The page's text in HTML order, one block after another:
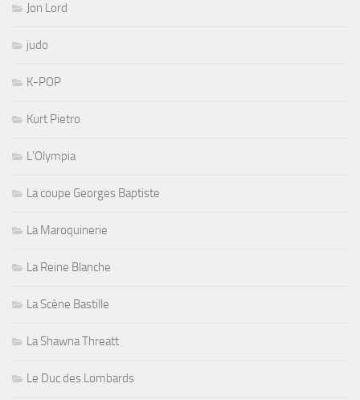
Jon Lord
judo
K-POP
Kurt Pietro
L'Olympia
La coupe Georges Baptiste
La Maroquinerie
La Reine Blanche
La Scène Bastille
La Shawna Threatt
Le Duc des Lombards